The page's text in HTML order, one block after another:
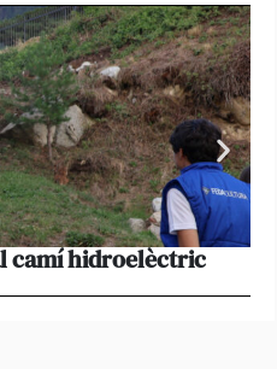
camí hidroelèctric